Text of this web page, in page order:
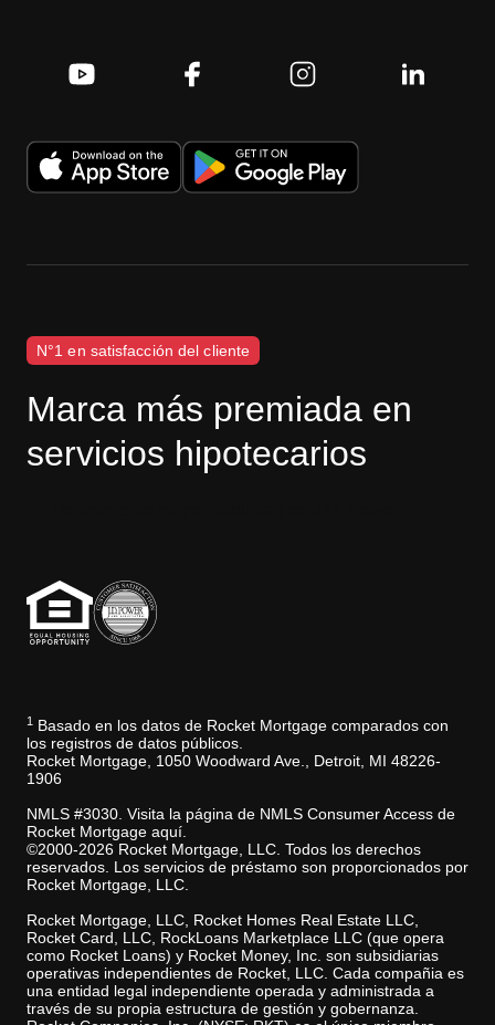
N°1 en satisfacción del cliente
Marca más premiada en
servicios hipotecarios
1
Basado en los datos de Rocket Mortgage comparados con
los registros de datos públicos.
Rocket Mortgage, 1050 Woodward Ave., Detroit, MI 48226-
1906
NMLS #3030. Visita la página de NMLS Consumer Access de
Rocket Mortgage aquí.
©2000-2026 Rocket Mortgage, LLC. Todos los derechos
reservados. Los servicios de préstamo son proporcionados por
Rocket Mortgage, LLC.
Rocket Mortgage, LLC, Rocket Homes Real Estate LLC,
Rocket Card, LLC, RockLoans Marketplace LLC (que opera
como Rocket Loans) y Rocket Money, Inc. son subsidiarias
operativas independientes de Rocket, LLC. Cada compañia es
una entidad legal independiente operada y administrada a
través de su propia estructura de gestión y gobernanza.